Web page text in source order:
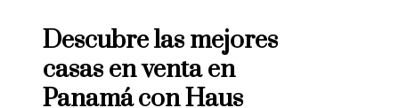
Descubre las mejores
casas en venta en
Panamá con Haus